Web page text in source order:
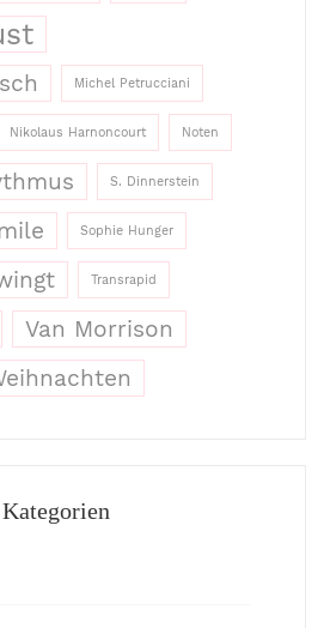
Michel Petrucciani
Nikolaus Harnoncourt Noten
S. Dinnerstein
Sophie Hunger
Transrapid
Van Morrison
Kategorien